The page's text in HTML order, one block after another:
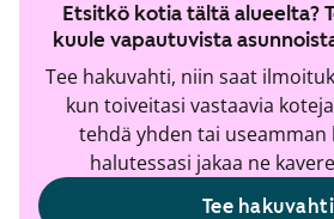
Etsitkö kotia tältä alueelta?
kuule vapautuvista
Tee hakuvahti, niin saat
kun toiveitasi vastaavia
tehdä yhden tai useamman
halutessasi jakaa ne
Tee hakuvahti